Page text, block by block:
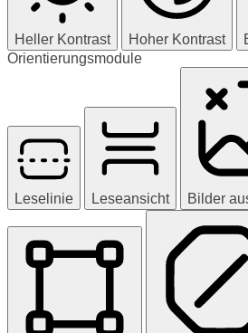
Heller Kontrast Hoher Kontrast
Orientierungsmodule
Leselinie Leseansicht Bilder